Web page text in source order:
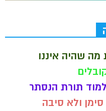
שהיה איננו
תורת הנסתר
ולא סיבה